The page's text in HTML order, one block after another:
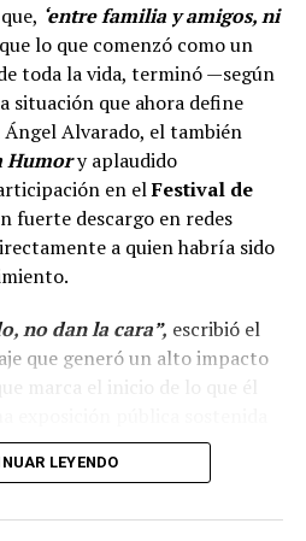
‘entre familia y amigos, ni
lo que comenzó como un
toda la vida, terminó —según
situación que ahora define
Alvarado, el también
Humory aplaudido
en elFestival de
fuerte descargo en redes
a quien habría sido
no dan la cara”, escribió el
que generó un alto impacto
marca el inicio de lo que él
ya ha
LEYENDO